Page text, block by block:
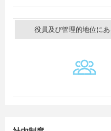
役員及び管理的地位に